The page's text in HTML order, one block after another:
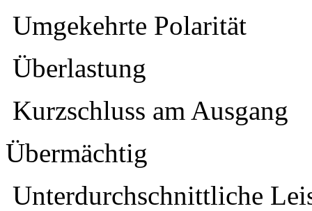
Umgekehrte Polarität
Überlastung
Kurzschluss am Ausgang
Übermächtig
Unterdurchschnittliche